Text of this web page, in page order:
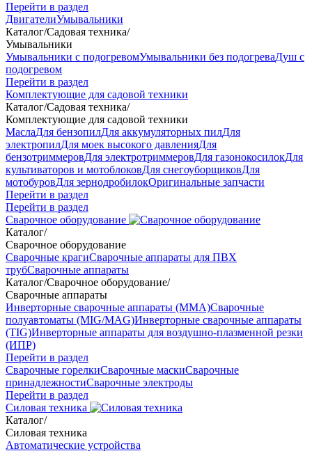
Перейти в раздел
ДвигателиУмывальники
Каталог/Садовая техника/
Умывальники
Умывальники с подогревомУмывальники без подогреваДуш с
подогревом
Перейти в раздел
Комплектующие для садовой техники
Каталог/Садовая техника/
Комплектующие для садовой техники
МаслаДля бензопилДля аккумуляторных пилДля
электропилДля моек высокого давленияДля
бензотриммеровДля электротриммеровДля газонокосилокДля
культиваторов и мотоблоковДля снегоуборщиковДля
мотобуровДля зернодробилокОригинальные запчасти
Перейти в раздел
Перейти в раздел
Сварочное оборудование
Каталог/
Сварочное оборудование
Сварочные крагиСварочные аппараты для ПВХ
трубСварочные аппараты
Каталог/Сварочное оборудование/
Сварочные аппараты
Инверторные сварочные аппараты (ММА)Сварочные
полуавтоматы (MIG/MAG)Инверторные сварочные аппараты
(TIG)Инверторные аппараты для воздушно-плазменной резки
(ИПР)
Перейти в раздел
Сварочные горелкиСварочные маскиСварочные
принадлежностиСварочные электроды
Перейти в раздел
Силовая техника
Каталог/
Силовая техника
Автоматические устройства